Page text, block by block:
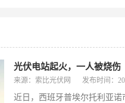
光伏电站起火，一人被烧伤
来源：索比光伏网 发布时间：
近日，西班牙普埃尔托利亚诺